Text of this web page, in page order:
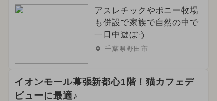
アスレチックやポニー牧場
も併設で家族で自然の中で
一日中遊ぼう
千葉県野田市
イオンモール幕張新都心1階！猫カフェデ
ビューに最適♪